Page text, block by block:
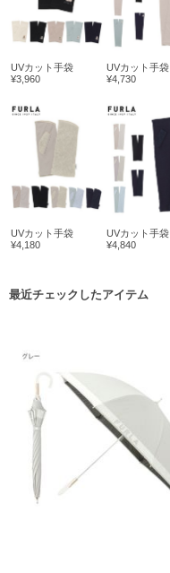
UVカット手袋
¥3,960
UVカット手袋
¥4,730
UVカット手袋
¥4,180
UVカット手袋
¥4,840
最近チェックしたアイテム